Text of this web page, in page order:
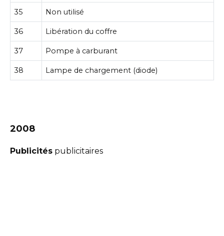
35 Non utilisé
36 Libération du coffre
37 Pompe à carburant
38 Lampe de chargement (diode)
2008
Publicités publicitaires